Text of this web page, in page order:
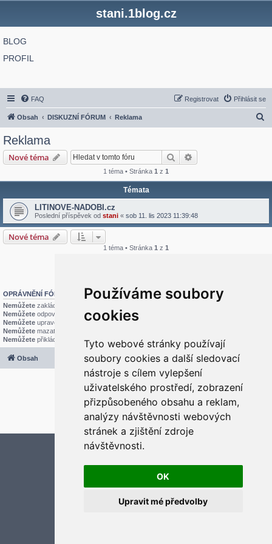
Používáme soubory
cookies
Tyto webové stránky používají
soubory cookies a další sledovací
nástroje s cílem vylepšení
uživatelského prostředí, zobrazení
přizpůsobeného obsahu a reklam,
analýzy návštěvnosti webových
stránek a zjištění zdroje
návštěvnosti.
OK
Upravit mé předvolby
stani.1blog.cz
BLOG
PROFIL
FAQ Přihlásit se
Registrovat
Obsah DISKUZNÍ FÓRUM Reklama
Reklama
Nové téma Hledat
1 téma • Stránka 1 z 1
Témata
LITINOVE-NADOBI.cz
Poslední příspěvek od stani « sob 11. lis 2023 11:39:48
Nové téma
1 téma • Stránka 1 z 1
OPRÁVNĚNÍ FÓRA
Nemůžete zakládat nová témata v tomto fóru
Nemůžete odpovídat v tomto fóru
Nemůžete upravovat své příspěvky v tomto fóru
Nemůžete mazat své příspěvky v tomto fóru
Nemůžete přikládat soubory v tomto fóru
Obsah Všechny časy jsou vUTC+02:00
2020 © ASTRA - CZ s.r.o.
Založeno naphpBB® Forum Software © phpBB Limited
Český překlad – phpBB.cz
Optimized by:
phpBB SEO
Soukromí | Podmínky
Aktualizujte předvolby souborů cookies